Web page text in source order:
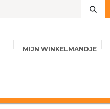
MIJN WINKELMANDJE